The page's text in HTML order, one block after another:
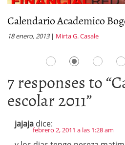
Calendario Academico
18 enero, 2013| Mirta G. Casale
7 responses to “
escolar 2011”
jajaja dice:
febrero 2, 2011 a las 1:28 am